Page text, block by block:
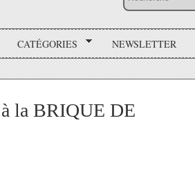
CATÉGORIES NEWSLETTER
la BRIQUE DE